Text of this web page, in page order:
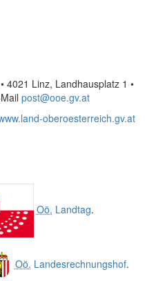
4021 Linz, Landhausplatz 1 •
post@ooe.gv.at
oberoesterreich.gv.at
Oö. Landtag.
Oö. Landesrechnungshof.